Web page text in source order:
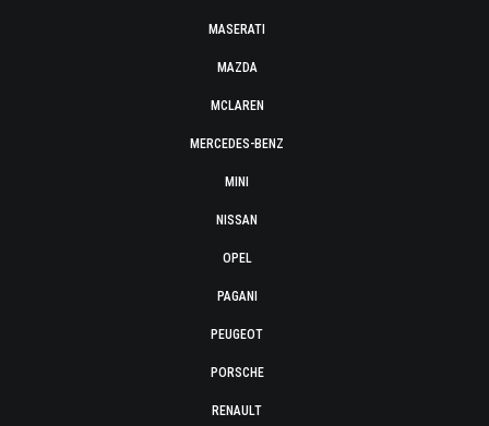
MASERATI
MAZDA
MCLAREN
MERCEDES-BENZ
MINI
NISSAN
OPEL
PAGANI
PEUGEOT
PORSCHE
RENAULT